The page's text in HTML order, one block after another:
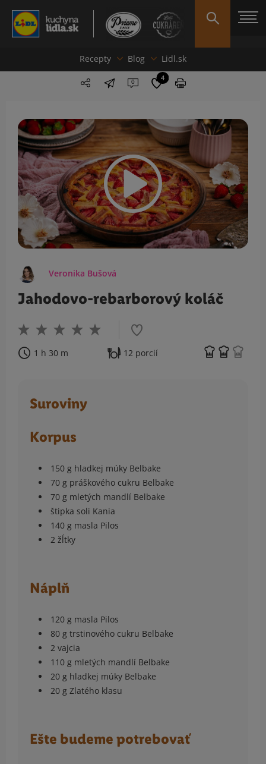
Recepty Blog Lidl.sk
0 4
Veronika Bušová
Jahodovo-rebarborový koláč
1 h 30 m 12 porcií
Suroviny
Korpus
150 g hladkej múky Belbake
70 g práškového cukru Belbake
70 g mletých mandlí Belbake
štipka soli Kania
140 g masla Pilos
2 žĺtky
Náplň
120 g masla Pilos
80 g trstinového cukru Belbake
2 vajcia
110 g mletých mandlí Belbake
20 g hladkej múky Belbake
20 g Zlatého klasu
Ešte budeme potrebovať